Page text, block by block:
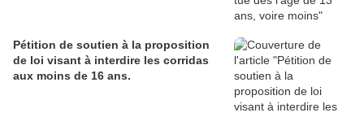
Pétition de soutien à la proposition
de loi visant à interdire les corridas
aux moins de 16 ans.